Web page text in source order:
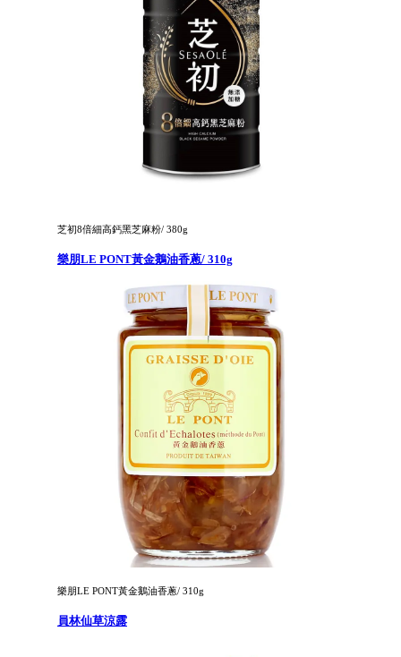
芝初8倍細高鈣黑芝麻粉/ 380g
樂朋LE PONT黃金鵝油香蔥/ 310g
樂朋LE PONT黃金鵝油香蔥/ 310g
員林仙草涼露